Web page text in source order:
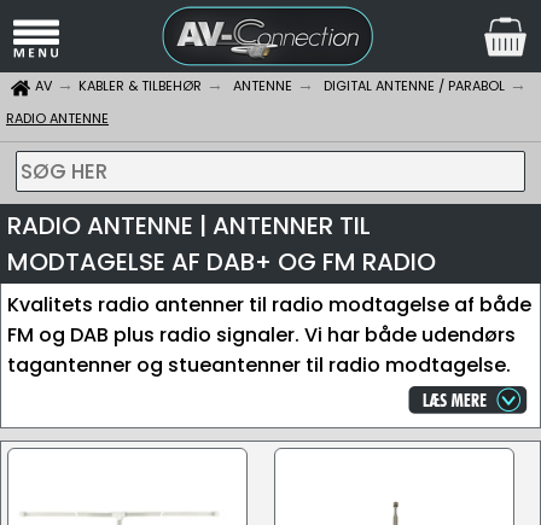
AV KABLER & TILBEHØR ANTENNE
DIGITAL ANTENNE / PARABOL
RADIO ANTENNE
SØG HER
RADIO ANTENNE | ANTENNER TIL
MODTAGELSE AF DAB+ OG FM RADIO
Kvalitets radio antenner til radio modtagelse af både
FM og DAB plus radio signaler. Vi har både udendørs
tagantenner og stueantenner til radio modtagelse.